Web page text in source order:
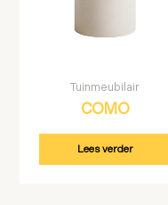
Tuinmeubilair
COMO
Lees verder